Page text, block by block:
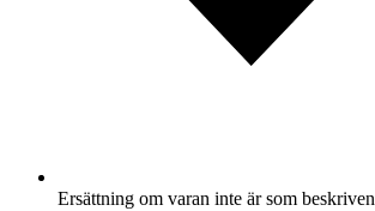
Ersättning om varan inte är som beskriven